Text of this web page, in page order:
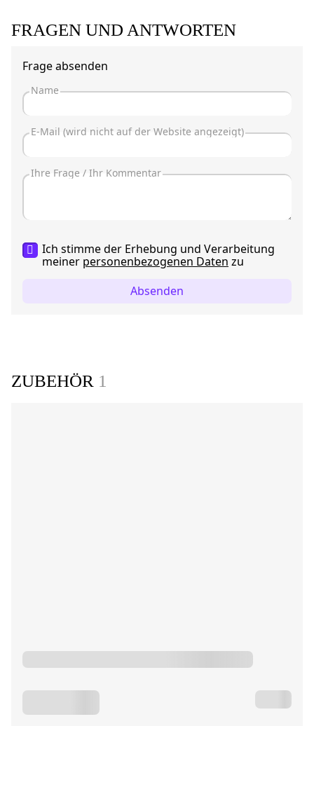
FRAGEN UND ANTWORTEN
Frage absenden
Ich stimme der Erhebung und Verarbeitung
meiner personenbezogenen Daten zu
Absenden
ZUBEHÖR 1